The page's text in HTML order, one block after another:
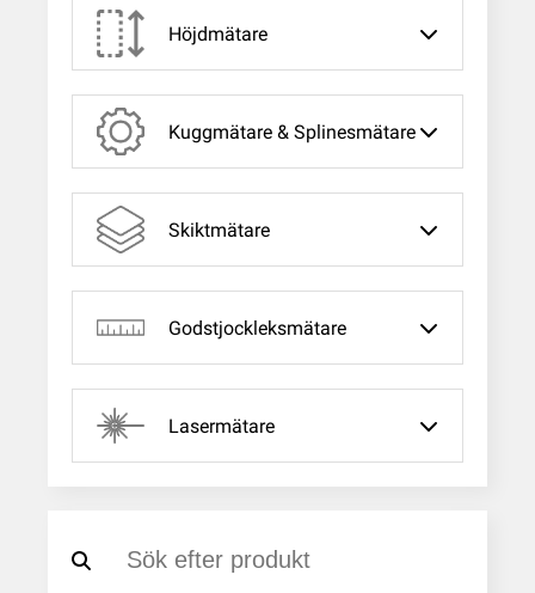
Höjdmätare
Kuggmätare & Splinesmätare
Skiktmätare
Godstjockleksmätare
Lasermätare